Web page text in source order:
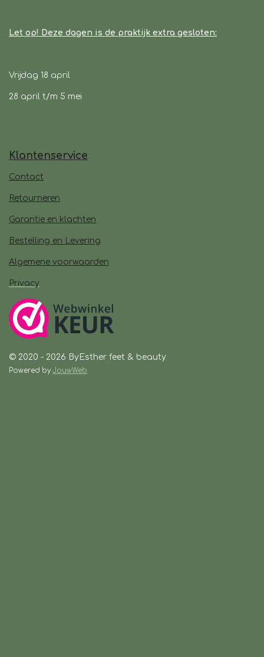
Let op! Deze dagen is de praktijk extra gesloten:
Vrijdag 18 april
28 april t/m 5 mei
Klantenservice
Contact
Retourneren
Garantie en klachten
Bestelling en Levering
Algemene voorwaarden
Privacy
© 2020 - 2026 ByEsther feet & beauty
Powered byJouwWeb